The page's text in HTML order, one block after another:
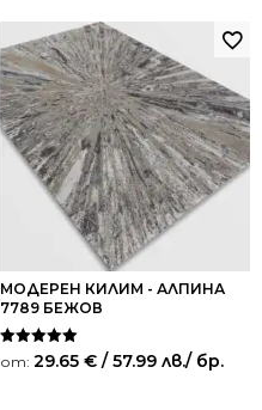
МОДЕРЕН КИЛИМ - АЛПИНА
7789 БЕЖОВ
Оценено на
5.00
от: 29.65 € / 57.99 лв./ бр.